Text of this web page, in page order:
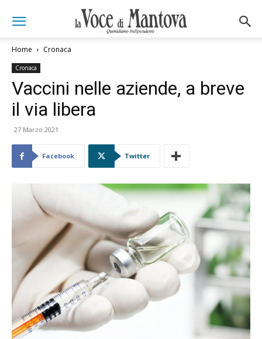
Home Cronaca
Cronaca
Vaccini nelle aziende, a breve
il via libera
27 Marzo 2021
Facebook Twitter